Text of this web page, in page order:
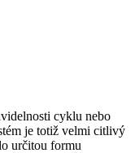
cyklu nebo
je totiž velmi citlivý
určitou formu